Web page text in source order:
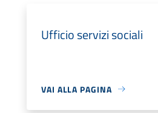
Ufficio servizi sociali
VAI ALLA PAGINA